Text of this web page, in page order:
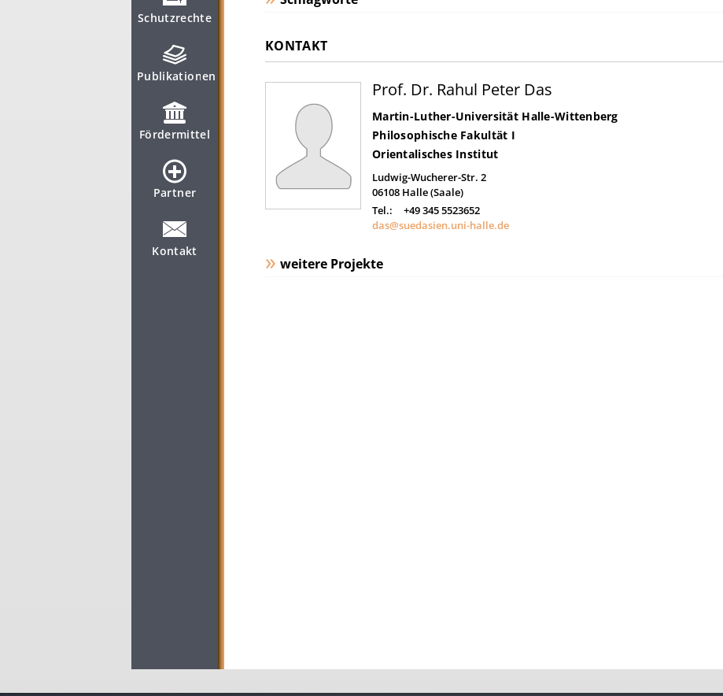
Schutzrechte
Publikationen
Fördermittel
Partner
Kontakt
KONTAKT
Prof. Dr. Rahul Peter Das
Martin-Luther-Universität Halle-Wittenberg
Philosophische Fakultät I
Orientalisches Institut
Ludwig-Wucherer-Str. 2
06108 Halle (Saale)
Tel.:
+49 345 5523652
das@suedasien.uni-halle.de
weitere Projekte